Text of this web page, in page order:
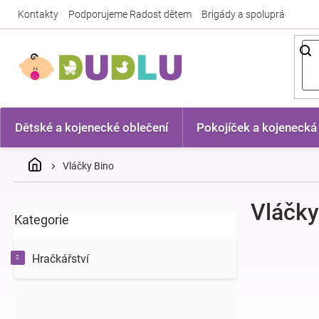
Kontakty Podporujeme Radost dětem Brigády a spolupráce
Dětské a kojenecké oblečení Pokojíček a kojenecká
DomůVláčky Bino
o
t
r
Přeskočit
Kategorie
Hračkářství